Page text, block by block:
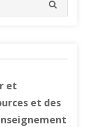
et
et des